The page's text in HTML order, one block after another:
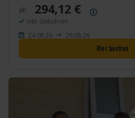
ab 294,12 €
inkl. Gebühren
24.08.26
26.08.26
Hier buchen